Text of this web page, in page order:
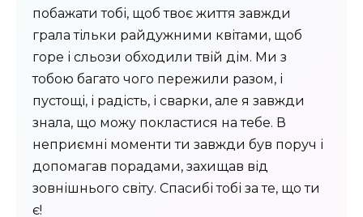
побажати тобі, щоб твоє життя завжди
грала тільки райдужними квітами, щоб
горе і сльози обходили твій дім. Ми з
тобою багато чого пережили разом, і
пустощі, і радість, і сварки, але я завжди
знала, що можу покластися на тебе. В
неприємні моменти ти завжди був поруч і
допомагав порадами, захищав від
зовнішнього світу. Спасибі тобі за те, що ти
є!